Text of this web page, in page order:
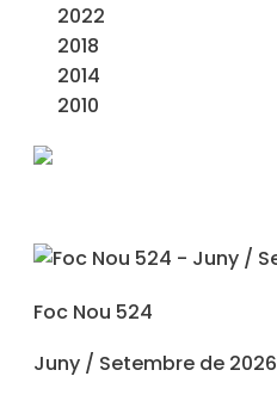
2022
2018
2014
2010
Foc Nou 524
Juny / Setembre de 2026